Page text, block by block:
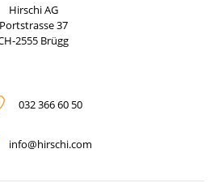
Hirschi AG
Portstrasse 37
2555 Brügg
032 366 60 50
info@hirschi.com